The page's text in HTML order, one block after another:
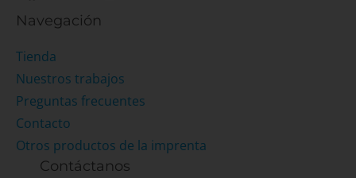
Navegación
Tienda
Nuestros trabajos
Preguntas frecuentes
Contacto
Otros productos de la imprenta
Contáctanos